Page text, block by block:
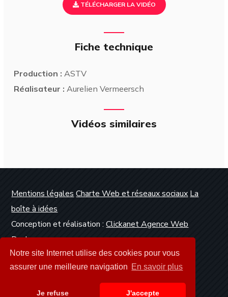
Notre site Internet utilise des cookies pour vous
assurer une meilleure navigation En savoir plus
Je refuse J'accepte
TÉLÉCHARGER LA VIDÉO
Fiche technique
Production : ASTV
Réalisateur : Aurelien Vermeersch
Vidéos similaires
Mentions légales Charte Web et réseaux sociaux La
boîte à idées
Conception et réalisation :Clickanet Agence Web
Dunkerque